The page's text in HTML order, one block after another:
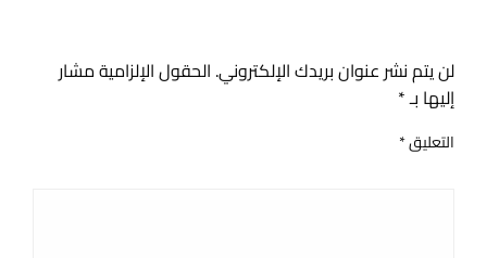
لن يتم نشر عنوان بريدك الإلكتروني. الحقول الإلزامية مشار
إليها بـ*
التعليق*